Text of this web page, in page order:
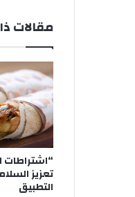
مقالات
“اشتراطات
تعزيز
التطبيق